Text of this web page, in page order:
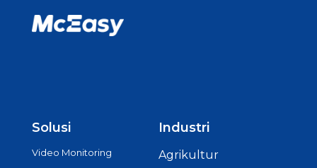
Solusi
Video Monitoring
Industri
Agrikultur